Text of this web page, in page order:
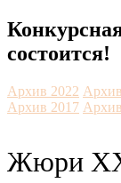
состоится!
Архив 2022
Архив 2017
Жюри